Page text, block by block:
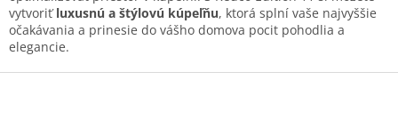
v
ý
s
vytvoriťluxusnú a štýlovú kúpeľňu, ktorá splní vaše najvyššie
očakávania a prinesie do vášho domova pocit pohodlia a
elegancie.
Z